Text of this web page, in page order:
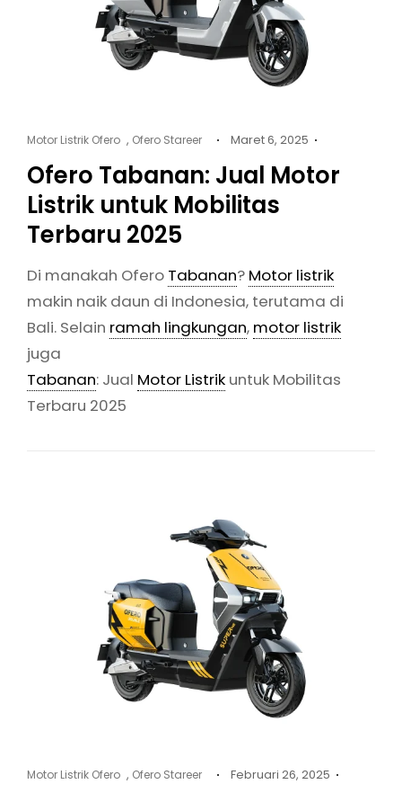
Cat
Motor Listrik Ofero , Ofero Stareer
Posted
Maret 6, 2025
Ofero Tabanan: Jual Motor
Listrik untuk Mobilitas
Terbaru 2025
Di manakah Ofero Tabanan? Motor listrik
makin naik daun di Indonesia, terutama di
Bali. Selain ramah lingkungan, motor listrik
juga
Tabanan: Jual Motor Listrik untuk Mobilitas
Terbaru 2025
Cat
Motor Listrik Ofero , Ofero Stareer
Posted
Februari 26, 2025